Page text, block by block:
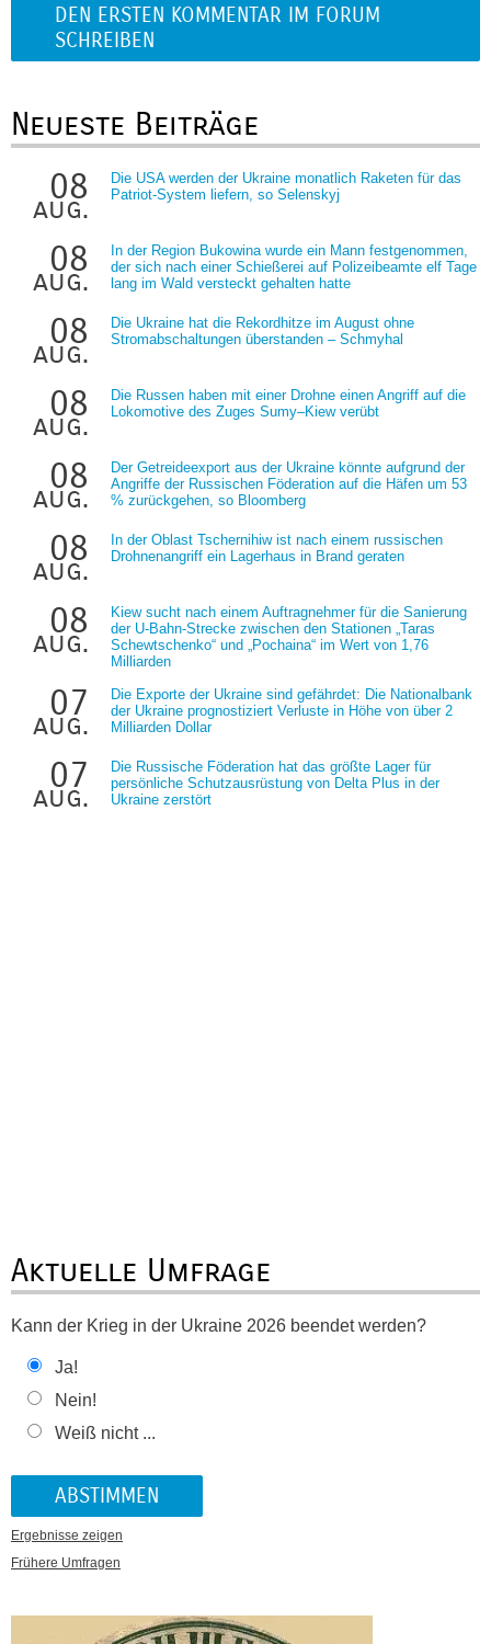
DEN ERSTEN KOMMENTAR IM FORUM
SCHREIBEN
Neueste Beiträge
08
aug.
Die USA werden der Ukraine monatlich Raketen für das
Patriot-System liefern, so Selenskyj
08
aug.
In der Region Bukowina wurde ein Mann festgenommen,
der sich nach einer Schießerei auf Polizeibeamte elf Tage
lang im Wald versteckt gehalten hatte
08
aug.
Die Ukraine hat die Rekordhitze im August ohne
Stromabschaltungen überstanden – Schmyhal
08
aug.
Die Russen haben mit einer Drohne einen Angriff auf die
Lokomotive des Zuges Sumy–Kiew verübt
08
aug.
Der Getreideexport aus der Ukraine könnte aufgrund der
Angriffe der Russischen Föderation auf die Häfen um 53
% zurückgehen, so Bloomberg
08
aug.
In der Oblast Tschernihiw ist nach einem russischen
Drohnenangriff ein Lagerhaus in Brand geraten
08
aug.
Kiew sucht nach einem Auftragnehmer für die Sanierung
der U-Bahn-Strecke zwischen den Stationen „Taras
Schewtschenko“ und „Pochaina“ im Wert von 1,76
Milliarden
07
aug.
Die Exporte der Ukraine sind gefährdet: Die Nationalbank
der Ukraine prognostiziert Verluste in Höhe von über 2
Milliarden Dollar
07
aug.
Die Russische Föderation hat das größte Lager für
persönliche Schutzausrüstung von Delta Plus in der
Ukraine zerstört
Aktuelle Umfrage
Kann der Krieg in der Ukraine 2026 beendet werden?
Ja!
Nein!
Weiß nicht ...
Ergebnisse zeigen
Frühere Umfragen